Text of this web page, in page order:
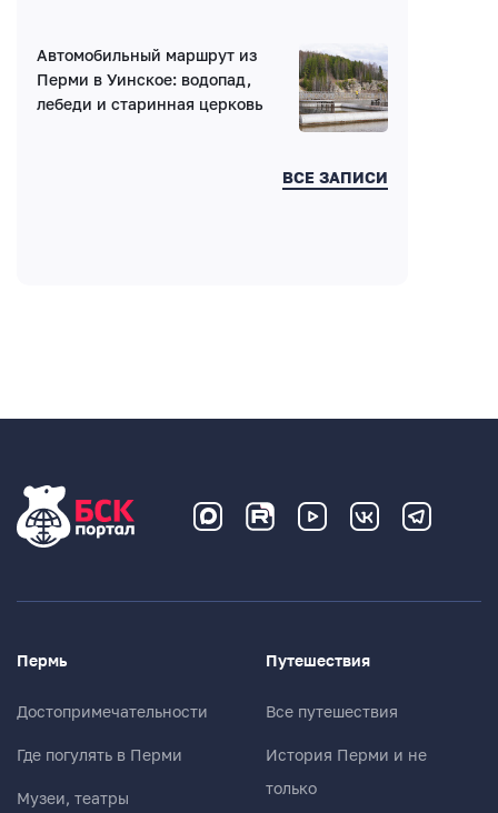
Автомобильный маршрут из
Перми в Уинское: водопад,
лебеди и старинная церковь
ВСЕ ЗАПИСИ
Пермь
Достопримечательности
Где погулять в Перми
Музеи, театры
Путешествия
Все путешествия
История Перми и не
только